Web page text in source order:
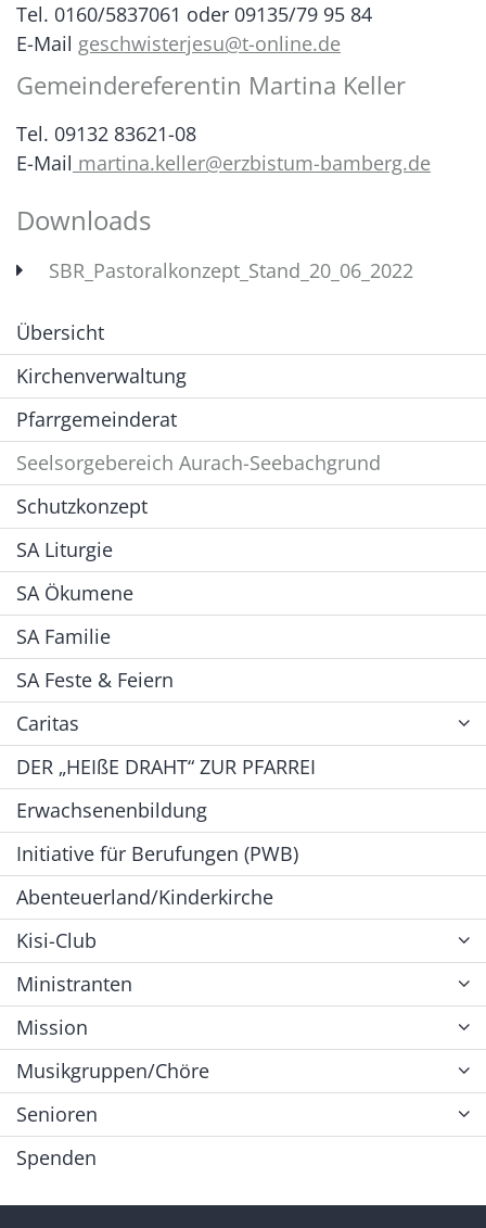
Tel. 0160/5837061 oder 09135/79 95 84
E-Mail geschwisterjesu@t-online.de
Gemeindereferentin Martina Keller
Tel. 09132 83621-08
E-Mail martina.keller@erzbistum-bamberg.de
Downloads
SBR_Pastoralkonzept_Stand_20_06_2022
Übersicht
Kirchenverwaltung
Pfarrgemeinderat
Seelsorgebereich Aurach-Seebachgrund
Schutzkonzept
SA Liturgie
SA Ökumene
SA Familie
SA Feste & Feiern
Caritas
DER „HEIßE DRAHT“ ZUR PFARREI
Erwachsenenbildung
Initiative für Berufungen (PWB)
Abenteuerland/Kinderkirche
Kisi-Club
Ministranten
Mission
Musikgruppen/Chöre
Senioren
Spenden